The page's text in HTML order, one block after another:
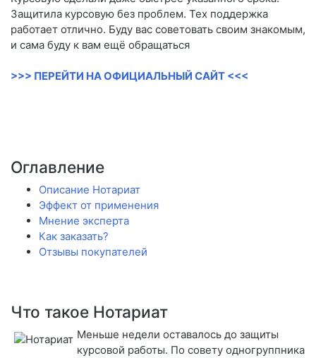
Защитила курсовую без проблем. Тех поддержка
работает отлично. Буду вас советовать своим знакомым,
и сама буду к вам ещё обращаться
>>> ПЕРЕЙТИ НА ОФИЦИАЛЬНЫЙ САЙТ <<<
Оглавление
Описание Нотариат
Эффект от применения
Мнение эксперта
Как заказать?
Отзывы покупателей
Что такое Нотариат
Меньше недели оставалось до защиты
курсовой работы. По совету одногруппника